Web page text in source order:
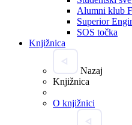
Alumni klub
Superior
SOS točka
Knjižnica
Nazaj
Knjižnica
O knjižnici